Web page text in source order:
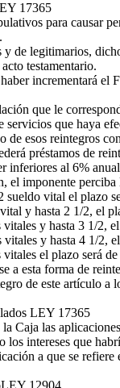
17365
para causar
legitimarios,
testamentario.
incrementará el
que le
servicios que haya
esos reintegros
préstamos de
inferiores al 6%
el imponente
vital el plazo
y hasta 2 1/2, el
y hasta 3 1/2,
y hasta 4 1/2,
el plazo será de
a esta forma de
de este artículo a
LEY 17365
Caja las
los intereses que
a que se refiere
LEY 12904